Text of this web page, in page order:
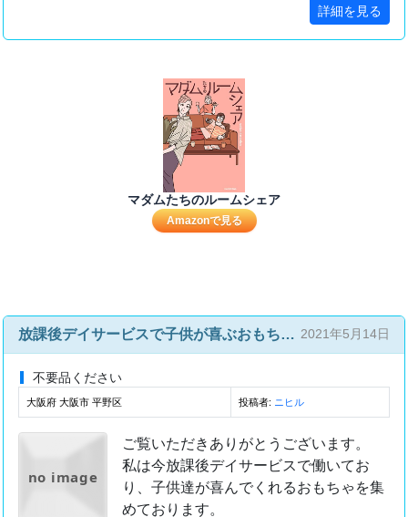
詳細を見る
マダムたちのルームシェア
Amazonで見る
放課後デイサービスで子供が喜ぶおもちゃ譲ってください。 2021年5月14日
不要品ください
大阪府 大阪市 平野区 投稿者: ニヒル
no image
ご覧いただきありがとうございます。
私は今放課後デイサービスで働いてお
り、子供達が喜んでくれるおもちゃを集
めております。